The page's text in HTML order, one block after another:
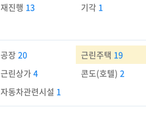
재진행 13 기각 1
공장20 근린주택 19
근린상가4 콘도(호텔)2
자동차관련시설 1